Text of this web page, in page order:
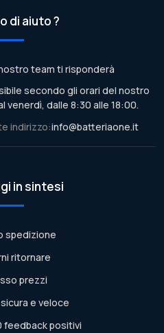
di aiuto ?
team ti risponderà
secondo gli orari del nostro
venerdì, dalle 8:30 alle 18:00.
indirizzo:info@batteriaone.it
in sintesi
spedizione
ritornare
prezzi
e veloce
feedback positivi